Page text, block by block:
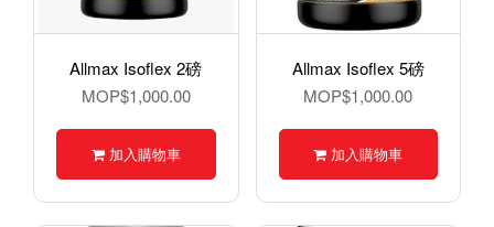
Allmax Isoflex 2磅
MOP$1,000.00
加入購物車
Allmax Isoflex 5磅
MOP$1,000.00
加入購物車